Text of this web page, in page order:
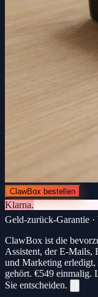
ClawBox bestellen
Klarna.3 × 183 € · 0 %
Geld-zurück-Garantie
ClawBox ist die
Assistent, der E-Mails,
und Marketing
gehört. €549 einmalig.
Sie entscheiden.